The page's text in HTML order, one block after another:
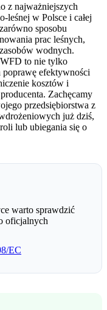
z najważniejszych
leśnej w Polsce i całej
sposobu
prac leśnych,
wodnych.
to nie tylko
poprawę efektywności
kosztów i
Zachęcamy
przedsiębiorstwa z
już dziś,
lub ubiegania się o
warto sprawdzić
oficjalnych
EC